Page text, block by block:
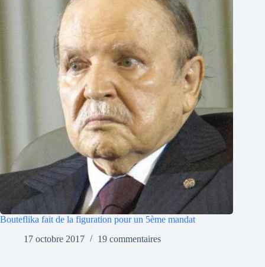
Bouteflika fait de la figuration pour un 5ème mandat
17 octobre 2017
19 commentaires